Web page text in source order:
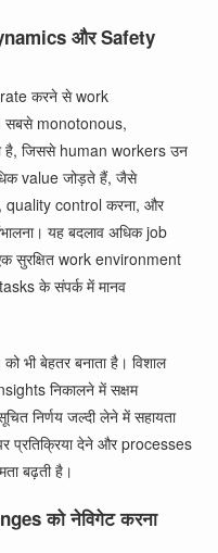
और Safety
करने से work
सबसे monotonous,
है, जिससे human workers उन
value जोड़ते हैं, जैसे
control करना, और
यह बदलाव अधिक job
work environment
के संपर्क में मानव
भी बेहतर बनाता है। विशाल
निकालने में सक्षम
निर्णय जल्दी लेने में सहायता
प्रतिक्रिया देने और processes
बढ़ती है।
को नेविगेट करना